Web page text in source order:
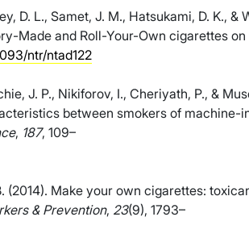
D. L., Samet, J. M., Hatsukami, D. K., &
Made and Roll-Your-Own cigarettes
ntr/ntad122
J. P., Nikiforov, I., Cheriyath, P., &
between smokers of machine-
, 187, 109–
(2014). Make your own cigarettes:
& Prevention, 23(9), 1793–